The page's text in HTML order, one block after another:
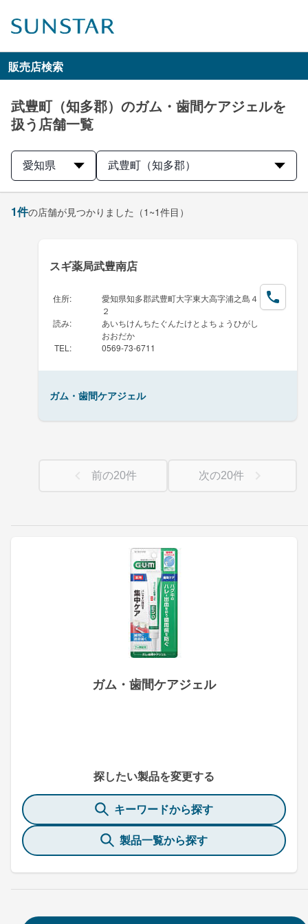
販売店検索
武豊町（知多郡）のガム・歯間ケアジェルを
扱う店舗一覧
愛知県 武豊町（知多郡）
ガム・歯間ケアジェル
探したい製品を変更する
キーワードから探す
製品一覧から探す
1件の店舗が見つかりました （1~1件目）
スギ薬局武豊南店
住所:
愛知県知多郡武豊町大字東大高字浦之島４
２
読み:
あいちけんちたぐんたけとよちょうひがし
おおだか
TEL : 0569-73-6711
ガム・歯間ケアジェル
前の20件 次の20件